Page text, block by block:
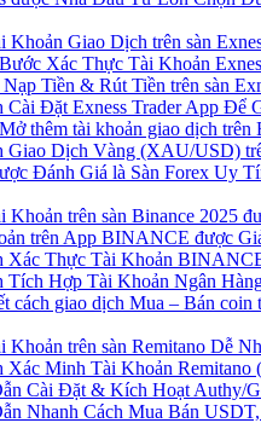
Khoản Giao Dịch trên sàn
Xác Thực Tài Khoản
Tiền & Rút Tiền trên sàn
Cài Đặt Exness Trader App Để
thêm tài khoản giao dịch trên
Giao Dịch Vàng (XAU/USD)
Đánh Giá là Sàn Forex Uy
Khoản trên sàn Binance 2025
trên App BINANCE được
Xác Thực Tài Khoản
Tích Hợp Tài Khoản Ngân
cách giao dịch Mua – Bán
Khoản trên sàn Remitano Dễ
Xác Minh Tài Khoản Remitano
Cài Đặt & Kích Hoạt Authy/
Nhanh Cách Mua Bán